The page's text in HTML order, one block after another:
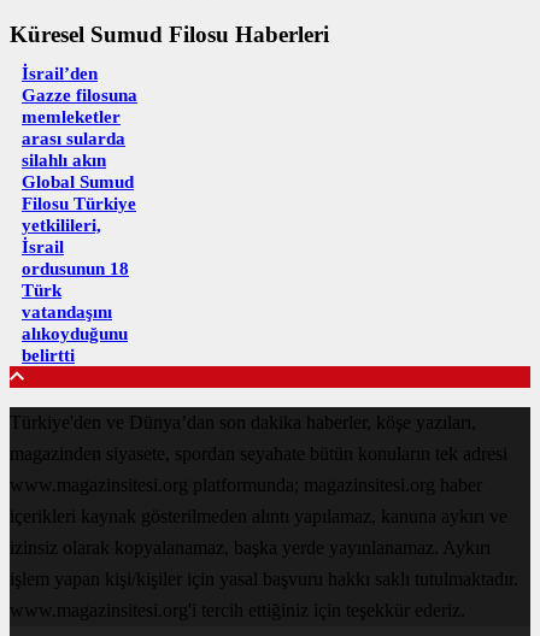
Küresel Sumud Filosu Haberleri
İsrail’den
Gazze filosuna
memleketler
arası sularda
silahlı akın
Global Sumud
Filosu Türkiye
yetkilileri,
İsrail
ordusunun 18
Türk
vatandaşını
alıkoyduğunu
belirtti
Türkiye'den ve Dünya’dan son dakika haberler, köşe yazıları,
magazinden siyasete, spordan seyahate bütün konuların tek adresi
www.magazinsitesi.org platformunda; magazinsitesi.org haber
içerikleri kaynak gösterilmeden alıntı yapılamaz, kanuna aykırı ve
izinsiz olarak kopyalanamaz, başka yerde yayınlanamaz. Aykırı
işlem yapan kişi/kişiler için yasal başvuru hakkı saklı tutulmaktadır.
www.magazinsitesi.org'i tercih ettiğiniz için teşekkür ederiz.